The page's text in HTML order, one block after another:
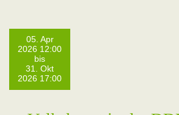
05. Apr
2026 12:00
bis
31. Okt
2026 17:00